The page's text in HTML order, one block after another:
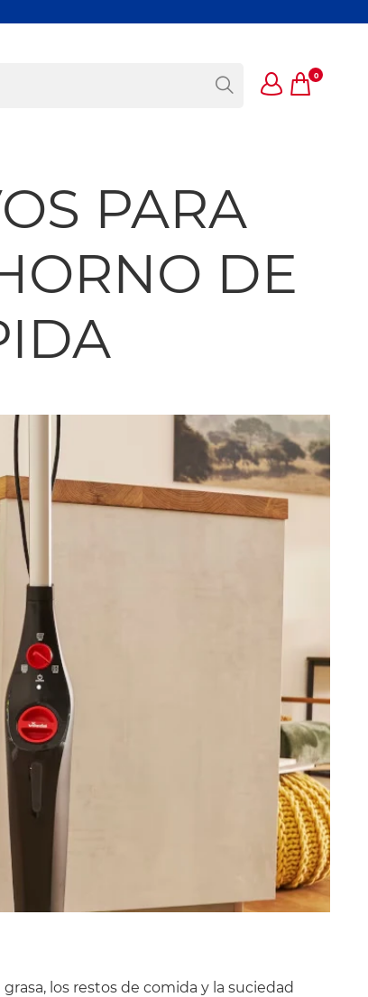
0
PARA
DE
los restos de comida y la suciedad